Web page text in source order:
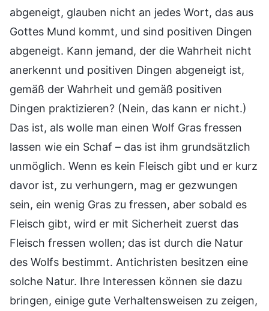
abgeneigt, glauben nicht an jedes Wort, das aus
Gottes Mund kommt, und sind positiven Dingen
abgeneigt. Kann jemand, der die Wahrheit nicht
anerkennt und positiven Dingen abgeneigt ist,
gemäß der Wahrheit und gemäß positiven
Dingen praktizieren? (Nein, das kann er nicht.)
Das ist, als wolle man einen Wolf Gras fressen
lassen wie ein Schaf – das ist ihm grundsätzlich
unmöglich. Wenn es kein Fleisch gibt und er kurz
davor ist, zu verhungern, mag er gezwungen
sein, ein wenig Gras zu fressen, aber sobald es
Fleisch gibt, wird er mit Sicherheit zuerst das
Fleisch fressen wollen; das ist durch die Natur
des Wolfs bestimmt. Antichristen besitzen eine
solche Natur. Ihre Interessen können sie dazu
bringen, einige gute Verhaltensweisen zu zeigen,